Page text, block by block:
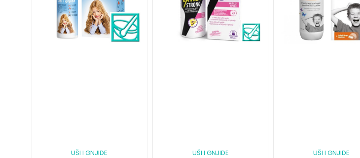
UŠI I GNJIDE UŠI I GNJIDE UŠI I GNJIDE